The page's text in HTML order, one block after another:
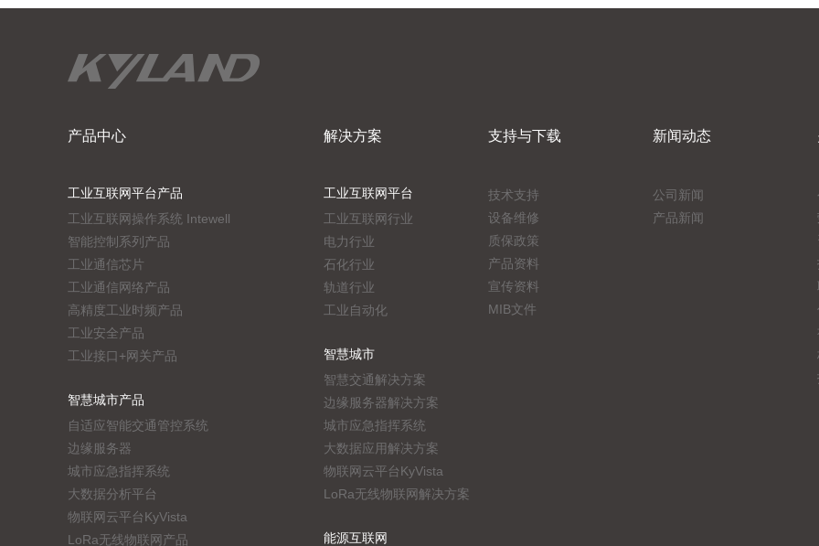
产品中心
工业互联网平台产品
工业互联网操作系统 Intewell
智能控制系列产品
工业通信芯片
工业通信网络产品
高精度工业时频产品
工业安全产品
工业接口+网关产品
智慧城市产品
自适应智能交通管控系统
边缘服务器
城市应急指挥系统
大数据分析平台
物联网云平台KyVista
LoRa无线物联网产品
解决方案
工业互联网平台
工业互联网行业
电力行业
石化行业
轨道行业
工业自动化
智慧城市
智慧交通解决方案
边缘服务器解决方案
城市应急指挥系统
大数据应用解决方案
物联网云平台KyVista
LoRa无线物联网解决方案
能源互联网
支持与下载
技术支持
设备维修
质保政策
产品资料
宣传资料
MIB文件
新闻动态
公司新闻
产品新闻